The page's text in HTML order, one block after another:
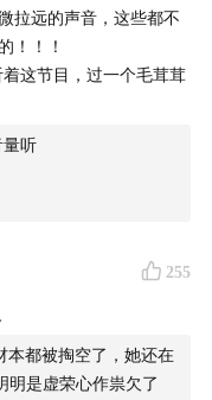
一次为自己的人生
始认识彼此 」
胆地向宇宙点单
屋
？
拉远的声音，这些都不
！！！
这节目，过一个毛茸茸
听
255
本都被掏空了，她还在
明是虚荣心作祟欠了